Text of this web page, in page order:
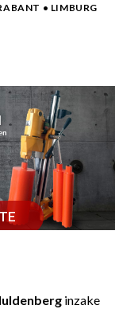
• LIMBURG
inzake